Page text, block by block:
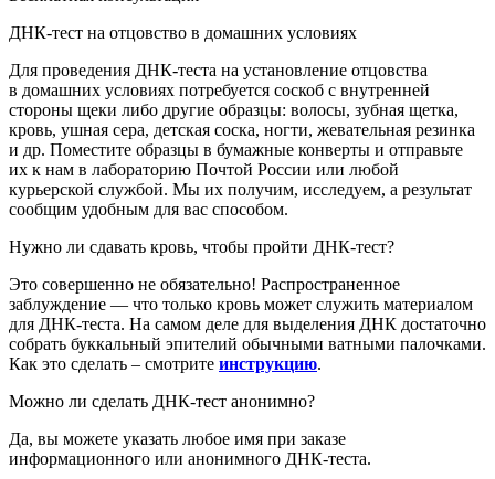
ДНК-тест на отцовство в домашних условиях
Для проведения ДНК-теста на установление отцовства
в домашних условиях потребуется соскоб с внутренней
стороны щеки либо другие образцы: волосы, зубная щетка,
кровь, ушная сера, детская соска, ногти, жевательная резинка
и др. Поместите образцы в бумажные конверты и отправьте
их к нам в лабораторию Почтой России или любой
курьерской службой. Мы их получим, исследуем, а результат
сообщим удобным для вас способом.
Нужно ли сдавать кровь, чтобы пройти ДНК-тест?
Это совершенно не обязательно! Распространенное
заблуждение — что только кровь может служить материалом
для ДНК-теста. На самом деле для выделения ДНК достаточно
собрать буккальный эпителий обычными ватными палочками.
Как это сделать – смотрите инструкцию.
Можно ли сделать ДНК-тест анонимно?
Да, вы можете указать любое имя при заказе
информационного или анонимного ДНК-теста.